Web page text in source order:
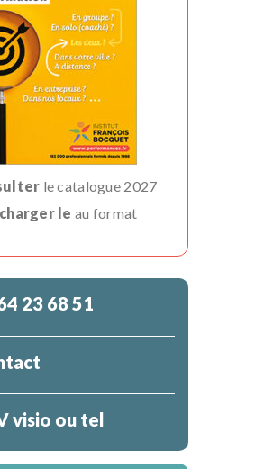
le catalogue 2027
le au format
23 68 51
visio ou tel